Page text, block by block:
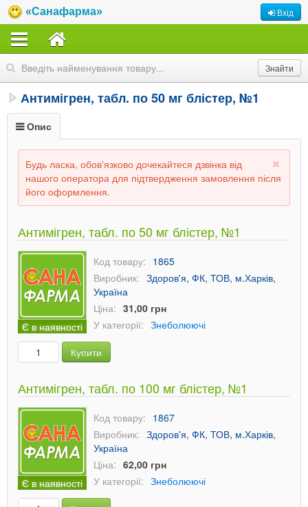
«Санафарма» Вхід
Антимігрен, табл. по 50 мг блістер, №1
Опис
Будь ласка, обов'язково дочекайтеся дзвінка від
нашого оператора для підтвердження замовлення після
його оформлення.
Антимігрен, табл. по 50 мг блістер, №1
Є в наявності
Код товару: 1865
Виробник: Здоров'я, ФК, ТОВ, м.Харків,
Україна
Ціна: 31,00 грн
У категорії: Знеболюючі
Купити
Антимігрен, табл. по 100 мг блістер, №1
Є в наявності
Код товару: 1867
Виробник: Здоров'я, ФК, ТОВ, м.Харків,
Україна
Ціна: 62,00 грн
У категорії: Знеболюючі